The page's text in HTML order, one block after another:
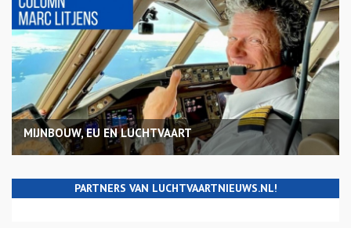
MIJNBOUW, EU EN LUCHTVAART
PARTNERS VAN LUCHTVAARTNIEUWS.NL!